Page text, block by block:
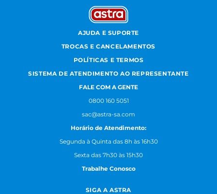
AJUDA E SUPORTE
TROCAS E CANCELAMENTOS
POLÍTICAS E TERMOS
SISTEMA DE ATENDIMENTO AO REPRESENTANTE
FALE COM A GENTE
0800 160 5051
sac@astra-sa.com
Horário de Atendimento:
Segunda à Quinta das 8h às 16h30
Sexta das 7h30 às 15h30
Trabalhe Conosco
SIGA A ASTRA